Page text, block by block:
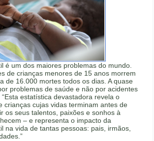
é um dos maiores problemas do mundo.
de crianças menores de 15 anos morrem
de 16.000 mortes todos os dias. A quase
problemas de saúde e não por acidentes
estatística devastadora revela o
crianças cujas vidas terminam antes de
os seus talentos, paixões e sonhos à
– e representa o impacto da
na vida de tantas pessoas: pais, irmãos,